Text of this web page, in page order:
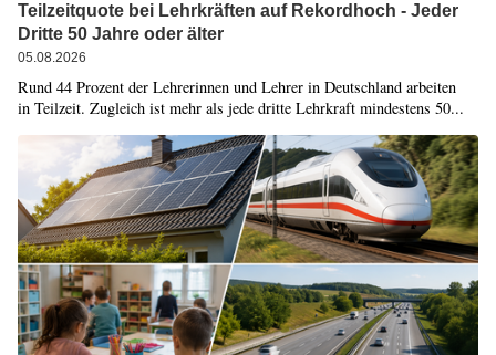
Teilzeitquote bei Lehrkräften auf Rekordhoch - Jeder
Dritte 50 Jahre oder älter
05.08.2026
Rund 44 Prozent der Lehrerinnen und Lehrer in Deutschland arbeiten
in Teilzeit. Zugleich ist mehr als jede dritte Lehrkraft mindestens 50...